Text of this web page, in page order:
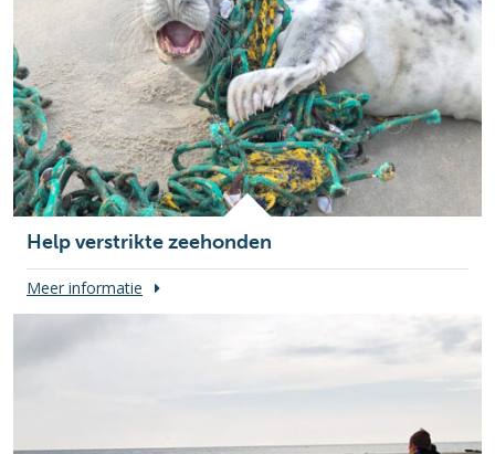
Help verstrikte zeehonden
Meer informatie